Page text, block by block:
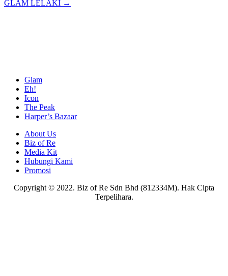
GLAM LELAKI →
Glam
Eh!
Icon
The Peak
Harper’s Bazaar
About Us
Biz of Re
Media Kit
Hubungi Kami
Promosi
Copyright © 2022. Biz of Re Sdn Bhd (812334M). Hak Cipta
Terpelihara.